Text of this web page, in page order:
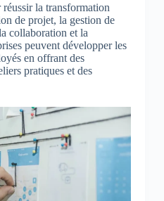
la transformation
de projet, la gestion de
collaboration et la
peuvent développer les
en offrant des
pratiques et des